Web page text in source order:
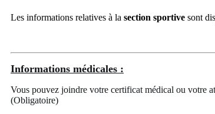
Les informations relatives à la section sportive sont
Informations médicales :
Vous pouvez joindre votre certificat médical ou votre
(Obligatoire)